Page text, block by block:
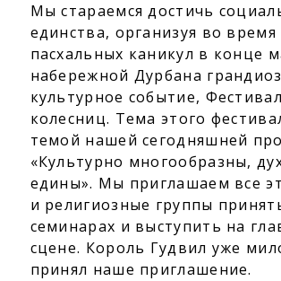
Мы стараемся достичь
единства, организуя во время
пасхальных каникул в конце
набережной Дурбана
культурное событие,
колесниц. Тема этого
темой нашей сегодняшней
«Культурно многообразны,
едины». Мы приглашаем все
и религиозные группы
семинарах и выступить на
сцене. Король Гудвил уже
принял наше приглашение.